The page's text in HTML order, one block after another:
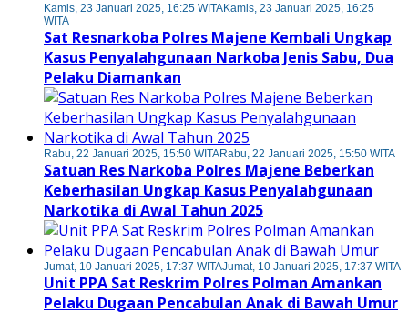
Kamis, 23 Januari 2025, 16:25 WITAKamis, 23 Januari 2025, 16:25
WITA
Sat Resnarkoba Polres Majene Kembali Ungkap
Kasus Penyalahgunaan Narkoba Jenis Sabu, Dua
Pelaku Diamankan
Rabu, 22 Januari 2025, 15:50 WITARabu, 22 Januari 2025, 15:50 WITA
Satuan Res Narkoba Polres Majene Beberkan
Keberhasilan Ungkap Kasus Penyalahgunaan
Narkotika di Awal Tahun 2025
Jumat, 10 Januari 2025, 17:37 WITAJumat, 10 Januari 2025, 17:37 WITA
Unit PPA Sat Reskrim Polres Polman Amankan
Pelaku Dugaan Pencabulan Anak di Bawah Umur